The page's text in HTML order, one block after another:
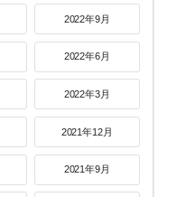
2022年9月
2022年6月
2022年3月
2021年12月
2021年9月